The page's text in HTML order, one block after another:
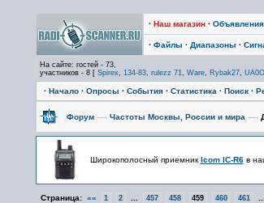
· Наш магазин· Объявления
· Файлы · Диапазоны ·
На сайте: гостей - 73,
участников - 8 [ Spirex, 134-83, rulezz 71, Ware, Rybak27,
· Начало· Опросы · События· Статистика · Поиск·
Форум —› Частоты Москвы, России и мира —›
Широкополосный приемник Icom IC-R6в
Страница: «« 1 2 457 458 459 460 461